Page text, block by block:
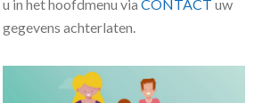
u in het hoofdmenu via CONTACT uw
gegevens achterlaten.